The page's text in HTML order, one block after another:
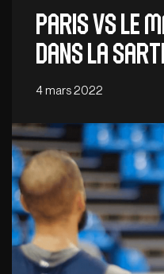
Paris vs Le
dans la
4 mars 2022